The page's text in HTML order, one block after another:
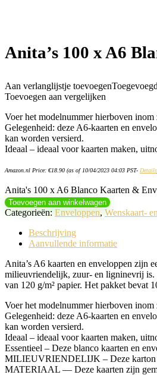
Anita’s 100 x A6
Aan verlanglijstje toevoegen
Toevoegen aan vergelijken
Voer het modelnummer hierboven inom
Gelegenheid: deze A6-kaarten en
kan worden versierd.
Ideaal – ideaal voor kaarten maken,
Amazon.nl Price: €18.90 (as of 10/04/2023 04:03 PST- Details
Anita's 100 x A6 Blanco Kaarten &
Toevoegen aan winkelwagen
Categorieën: Enveloppen, Wenskaart-
Beschrijving
Aanvullende informatie
Anita’s A6 kaarten en enveloppen zijn
milieuvriendelijk, zuur- en ligninevrij is.
van 120 g/m² papier. Het pakket bevat
Voer het modelnummer hierboven inom
Gelegenheid: deze A6-kaarten en
kan worden versierd.
Ideaal – ideaal voor kaarten maken,
Essentieel – Deze blanco kaarten en
MILIEUVRIENDELIJK – Deze karton
MATERIAAL — Deze kaarten zijn